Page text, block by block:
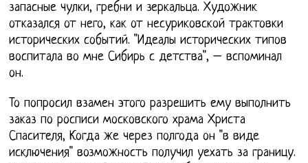
запасные чулки, гребни и зеркальца. Художник
отказался от него, как от несуриковской трактовки
исторических событий. "Идеалы исторических типов
воспитала во мне Сибирь с детства", – вспоминал
он.
То попросил взамен этого разрешить ему выполнить
заказ по росписи московского храма Христа
Спасителя, Когда же через полгода он "в виде
исключения" возможность получил уехать за границу.